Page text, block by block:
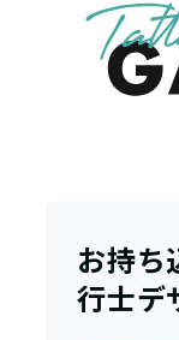
お持ち
行士デ